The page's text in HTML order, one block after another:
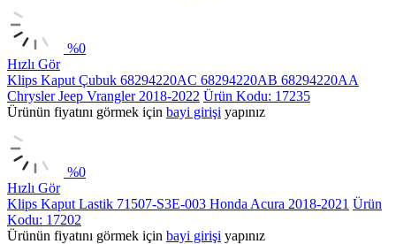
%0
Hızlı Gör
Klips Kaput Çubuk 68294220AC 68294220AB 68294220AA
Chrysler Jeep Vrangler 2018-2022 Ürün Kodu: 17235
Ürünün fiyatını görmek için bayi girişi yapınız
%0
Hızlı Gör
Klips Kaput Lastik 71507-S3E-003 Honda Acura 2018-2021 Ürün
Kodu: 17202
Ürünün fiyatını görmek için bayi girişi yapınız